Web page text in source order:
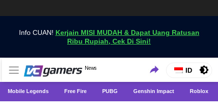
Info CUAN! Kerjain MISI MUDAH & Dapat Uang Ratusan
Ribu Rupiah, Cek Di Sini!
VCGamers News
News
Dapatkan Berita Games Terbaru Hanya di VCGamers
ID
Mobile Legends Free Fire PUBG Genshin Impact Roblox